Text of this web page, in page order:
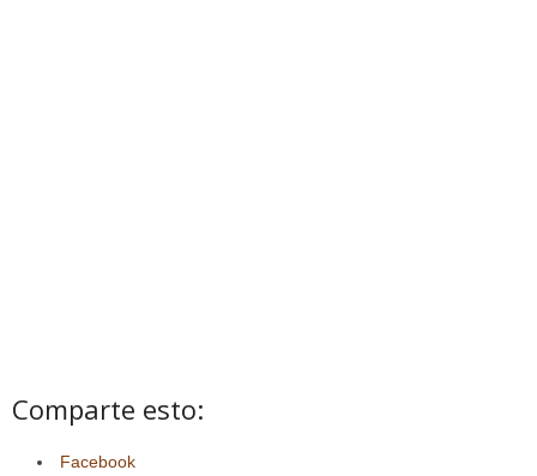
Comparte esto:
Facebook